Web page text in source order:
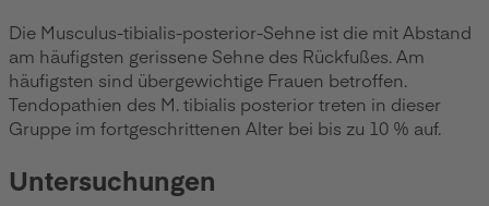
Die Musculus-tibialis-posterior-Sehne ist die mit Abstand
am häufigsten gerissene Sehne des Rückfußes. Am
häufigsten sind übergewichtige Frauen betroffen.
Tendopathien des M. tibialis posterior treten in dieser
Gruppe im fortgeschrittenen Alter bei bis zu 10 % auf.
Untersuchungen